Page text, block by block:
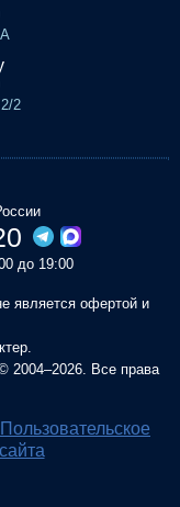
2
до 19:00
является офертой и
Все права
Пользовательское